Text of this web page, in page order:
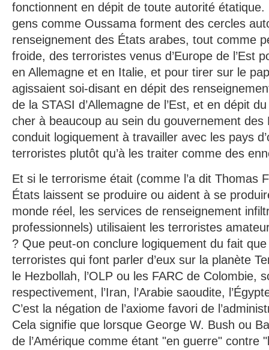
fonctionnent en dépit de toute autorité
gens comme Oussama forment des cercles
renseignement des États arabes, tout comme
froide, des terroristes venus d’Europe de l’Est
en Allemagne et en Italie, et pour tirer sur le
agissaient soi-disant en dépit des
de la STASI d’Allemagne de l’Est, et en dépit
cher à beaucoup au sein du gouvernement des
conduit logiquement à travailler avec les pays
terroristes plutôt qu’à les traiter comme des
Et si le terrorisme était (comme l’a dit Thomas
États laissent se produire ou aident à se
monde réel, les services de renseignement
professionnels) utilisaient les terroristes
? Que peut-on conclure logiquement du fait
terroristes qui font parler d’eux sur la planète
le Hezbollah, l’OLP ou les FARC de Colombie,
respectivement, l’Iran, l’Arabie saoudite,
C’est la négation de l’axiome favori de
Cela signifie que lorsque George W. Bush ou
de l’Amérique comme étant "en guerre" contre